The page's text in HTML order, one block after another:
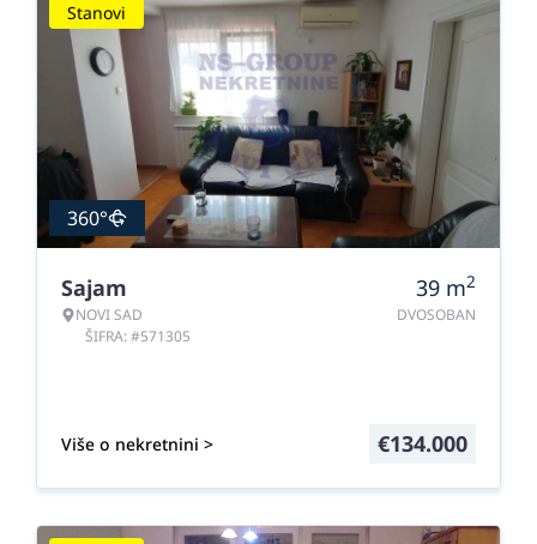
Stanovi
360°
Sajam
NOVI SAD
ŠIFRA: #571305
39 m2
DVOSOBAN
Više o nekretnini > €134.000